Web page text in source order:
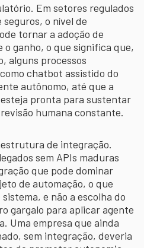
Em setores regulados
o nível de
tornar a adoção de
o ganho, o que significa que,
alguns processos
chatbot assistido do
autônomo, até que a
pronta para sustentar
humana constante.
de integração.
sem APIs maduras
que pode dominar
de automação, o que
e não a escolha do
gargalo para aplicar agente
Uma empresa que ainda
sem integração, deveria